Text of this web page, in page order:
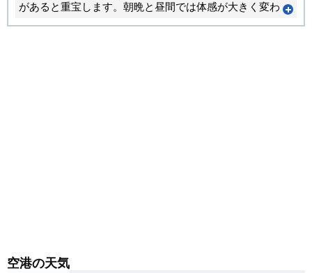
があると重宝します。朝晩と昼間では体感が大きく変わ
空港の天気